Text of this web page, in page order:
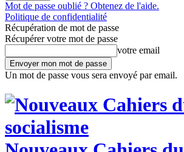
Mot de passe oublié ? Obtenez de l'aide.
Politique de confidentialité
Récupération de mot de passe
Récupérer votre mot de passe
votre email
Un mot de passe vous sera envoyé par email.